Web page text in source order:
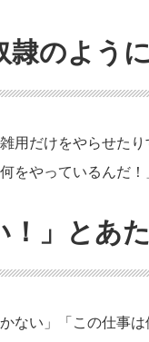
隷のよう
用だけをやらせた
をやっているんだ
」とあ
ない」「この仕事